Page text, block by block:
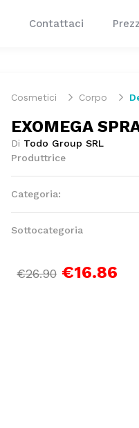
Contattaci
Cosmetici Corpo
EXOMEGA
Di Todo Group SRL
Produttrice
Categoria:
Sottocategoria
€26.90 €16.86